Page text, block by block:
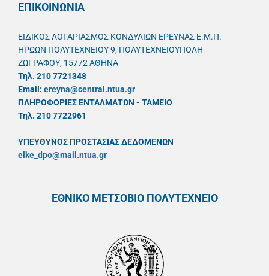
ΕΠΙΚΟΙΝΩΝΙΑ
ΕΙΔΙΚΟΣ ΛΟΓΑΡΙΑΣΜΟΣ ΚΟΝΔΥΛΙΩΝ ΕΡΕΥΝΑΣ Ε.Μ.Π.
ΗΡΩΩΝ ΠΟΛΥΤΕΧΝΕΙΟΥ 9, ΠΟΛΥΤΕΧΝΕΙΟΥΠΟΛΗ
ΖΩΓΡΑΦΟΥ, 15772 ΑΘΗΝΑ
Τηλ. 210 7721348
Email: ereyna@central.ntua.gr
ΠΛΗΡΟΦΟΡΙΕΣ ΕΝΤΑΛΜΑΤΩΝ - ΤΑΜΕΙΟ
Τηλ. 210 7722961
ΥΠΕΥΘYΝΟΣ ΠΡΟΣΤΑΣΙΑΣ ΔΕΔΟΜΕΝΩΝ
elke_dpo@mail.ntua.gr
ΕΘΝΙΚΟ ΜΕΤΣΟΒΙΟ ΠΟΛΥΤΕΧΝΕΙΟ